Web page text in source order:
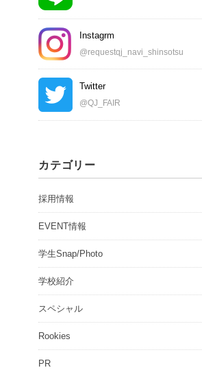
Instagrm
@requestqj_navi_shinsotsu
Twitter
@QJ_FAIR
カテゴリー
採用情報
EVENT情報
学生Snap/Photo
学校紹介
スペシャル
Rookies
PR